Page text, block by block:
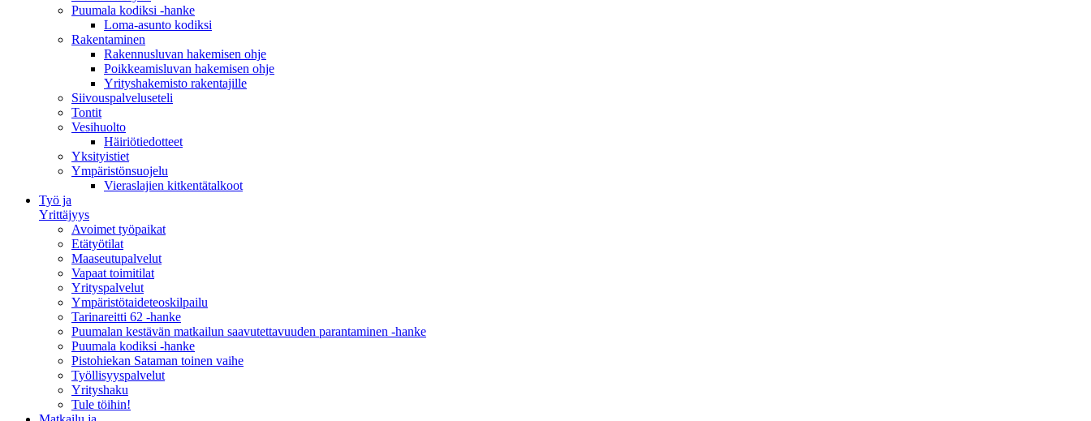
Puumala kodiksi -hanke
Loma-asunto kodiksi
Rakentaminen
Rakennusluvan hakemisen ohje
Poikkeamisluvan hakemisen ohje
Yrityshakemisto rakentajille
Siivouspalveluseteli
Tontit
Vesihuolto
Häiriötiedotteet
Yksityistiet
Ympäristönsuojelu
Vieraslajien kitkentätalkoot
Työ ja
Yrittäjyys
Avoimet työpaikat
Etätyötilat
Maaseutupalvelut
Vapaat toimitilat
Yrityspalvelut
Ympäristötaideteoskilpailu
Tarinareitti 62 -hanke
Puumalan kestävän matkailun saavutettavuuden parantaminen -hanke
Puumala kodiksi -hanke
Pistohiekan Sataman toinen vaihe
Työllisyyspalvelut
Yrityshaku
Tule töihin!